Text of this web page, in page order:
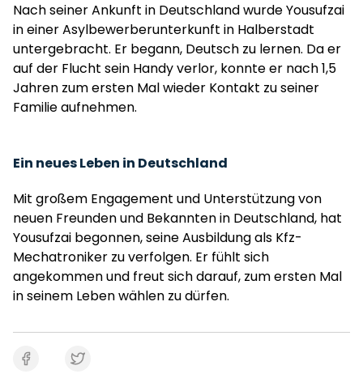
Nach seiner Ankunft in Deutschland wurde Yousufzai
in einer Asylbewerberunterkunft in Halberstadt
untergebracht. Er begann, Deutsch zu lernen. Da er
auf der Flucht sein Handy verlor, konnte er nach 1,5
Jahren zum ersten Mal wieder Kontakt zu seiner
Familie aufnehmen.
Ein neues Leben in Deutschland
Mit großem Engagement und Unterstützung von
neuen Freunden und Bekannten in Deutschland, hat
Yousufzai begonnen, seine Ausbildung als Kfz-
Mechatroniker zu verfolgen. Er fühlt sich
angekommen und freut sich darauf, zum ersten Mal
in seinem Leben wählen zu dürfen.